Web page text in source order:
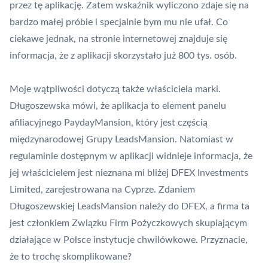
przez tę aplikację. Zatem wskaźnik wyliczono zdaje się na
bardzo małej próbie i specjalnie bym mu nie ufał. Co
ciekawe jednak, na stronie internetowej znajduje się
informacja, że z aplikacji skorzystało już 800 tys. osób.
Moje wątpliwości dotyczą także właściciela marki.
Długoszewska mówi, że aplikacja to element panelu
afiliacyjnego PaydayMansion, który jest częścią
międzynarodowej Grupy LeadsMansion. Natomiast w
regulaminie dostępnym w aplikacji widnieje informacja, że
jej właścicielem jest nieznana mi bliżej DFEX Investments
Limited, zarejestrowana na Cyprze. Zdaniem
Długoszewskiej LeadsMansion należy do DFEX, a firma ta
jest członkiem Związku Firm Pożyczkowych skupiającym
działające w Polsce instytucje chwilówkowe. Przyznacie,
że to trochę skomplikowane?